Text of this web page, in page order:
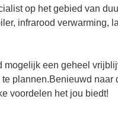
op het gebied van
infrarood verwarming,
mogelijk een geheel
plannen.Benieuwd naar
voordelen het jou biedt!